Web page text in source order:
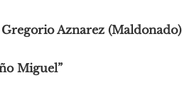
Aznarez (Maldonado)
Miguel”